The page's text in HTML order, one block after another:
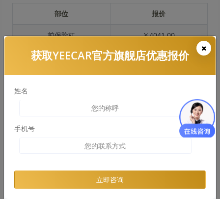
部位 报价
前保险杠 ￥4041.00
引擎盖 ￥4169.00
左右两侧前叶子板 ￥3098.00
获取YEECAR官方旗舰店优惠报价
姓名
手机号
立即咨询